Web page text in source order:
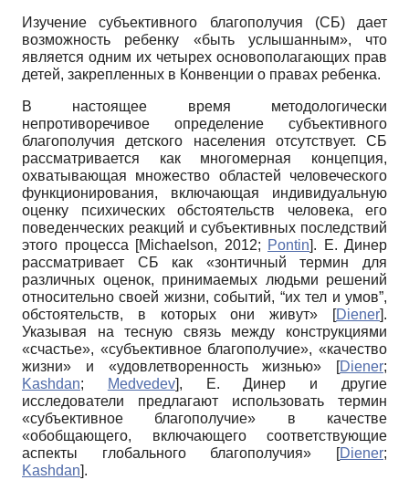
Изучение субъективного благополучия (СБ) дает
возможность ребенку «быть услышанным», что
является одним их четырех основополагающих прав
детей, закрепленных в Конвенции о правах ребенка.
В настоящее время методологически
непротиворечивое определение субъективного
благополучия детского населения отсутствует. СБ
рассматривается как многомерная концепция,
охватывающая множество областей человеческого
функционирования, включающая индивидуальную
оценку психических обстоятельств человека, его
поведенческих реакций и субъективных последствий
этого процесса [Michaelson, 2012; Pontin]. Е. Динер
рассматривает СБ как «зонтичный термин для
различных оценок, принимаемых людьми решений
относительно своей жизни, событий, “их тел и умов”,
обстоятельств, в которых они живут»
[Diener].
Указывая на тесную связь между конструкциями
«счастье», «субъективное благополучие», «качество
жизни» и «удовлетворенность жизнью»
[Diener;
Kashdan; Medvedev], Е. Динер и другие
исследователи предлагают использовать термин
«субъективное благополучие» в качестве
«обобщающего, включающего соответствующие
аспекты глобального благополучия»
[Diener;
Kashdan].